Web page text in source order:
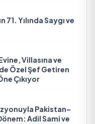
Yılında Saygı ve
Villasına ve
Özel Şef Getiren
Çıkıyor
Pakistan–
Adil Sami ve